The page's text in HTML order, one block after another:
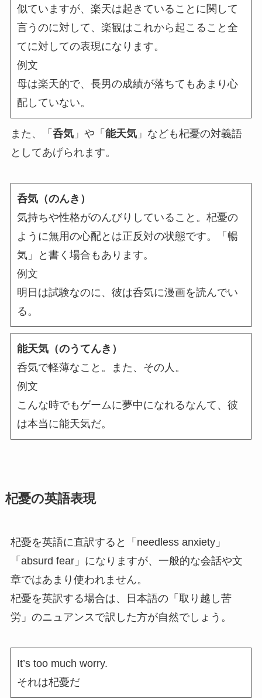
似ていますが、楽天は起きていることに関して
言うのに対して、楽観はこれから起こること全
てに対しての表現になります。
例文
母は楽天的で、長男の成績が落ちてもあまり心
配していない。
また、「 呑気」や「 能天気」なども杞憂の対義語
としてあげられます。
呑気（のんき）
気持ちや性格がのんびりしていること。杞憂の
ように無用の心配とは正反対の状態です。「暢
気」と書く場合もあります。
例文
明日は試験なのに、彼は呑気に漫画を読んでい
る。
能天気（のうてんき）
呑気で軽薄なこと。また、その人。
例文
こんな時でもゲームに夢中になれるなんて、彼
は本当に能天気だ。
杞憂の英語表現
杞憂を英語に直訳すると「needless anxiety」
「absurd fear」になりますが、一般的な会話や文
章ではあまり使われません。
杞憂を英訳する場合は、日本語の「取り越し苦
労」のニュアンスで訳した方が自然でしょう。
It’s too much worry.
それは杞憂だ